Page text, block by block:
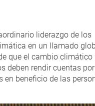
liderazgo de los
en un llamado
que el cambio climático
deben rendir cuentas
beneficio de las